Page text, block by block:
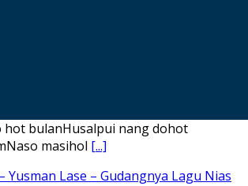
hot bulanHusalpui nang dohot
masihol [...]
Yusman Lase – Gudangnya Lagu Nias